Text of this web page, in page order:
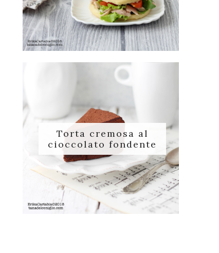
Torta cremosa al
cioccolato fondente